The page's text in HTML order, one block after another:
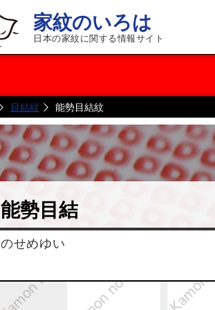
家紋のいろは
日本の家紋に関する情報サイト
目結紋 能勢目結紋
能勢目結
のせめゆい